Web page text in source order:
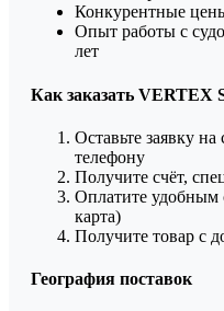
Конкурентные
Опыт работы с
лет
Как заказать
Оставьте заявку
телефону
Получите счёт,
Оплатите удобным
карта)
Получите товар с
География поставок